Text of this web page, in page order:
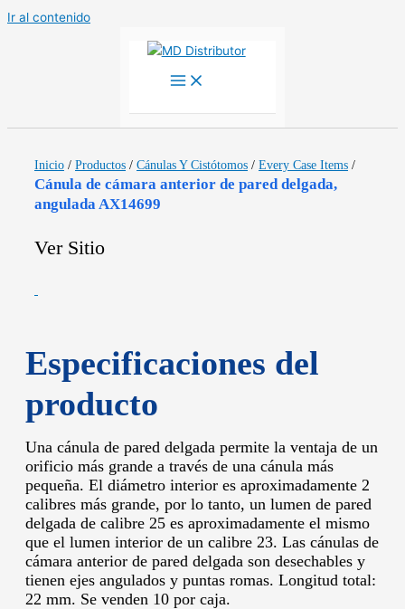
Ir al contenido
Inicio / Productos / Cánulas Y Cistótomos / Every Case Items /
Cánula de cámara anterior de pared delgada,
angulada AX14699
Ver Sitio
Especificaciones del
producto
Una cánula de pared delgada permite la ventaja de un
orificio más grande a través de una cánula más
pequeña. El diámetro interior es aproximadamente 2
calibres más grande, por lo tanto, un lumen de pared
delgada de calibre 25 es aproximadamente el mismo
que el lumen interior de un calibre 23. Las cánulas de
cámara anterior de pared delgada son desechables y
tienen ejes angulados y puntas romas. Longitud total:
22 mm. Se venden 10 por caja.